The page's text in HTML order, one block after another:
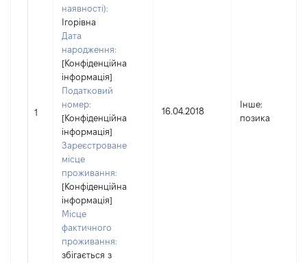
1
наявності):
Ігорівна
Дата
народження:
[Конфіденційна
інформація]
Податковий
номер:
[Конфіденційна
інформація]
Зареєстроване
місце
проживання:
[Конфіденційна
інформація]
Місце
фактичного
проживання:
збігається з
16.04.2018
Інше:
позика